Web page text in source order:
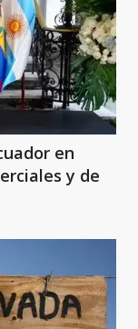
en
y de